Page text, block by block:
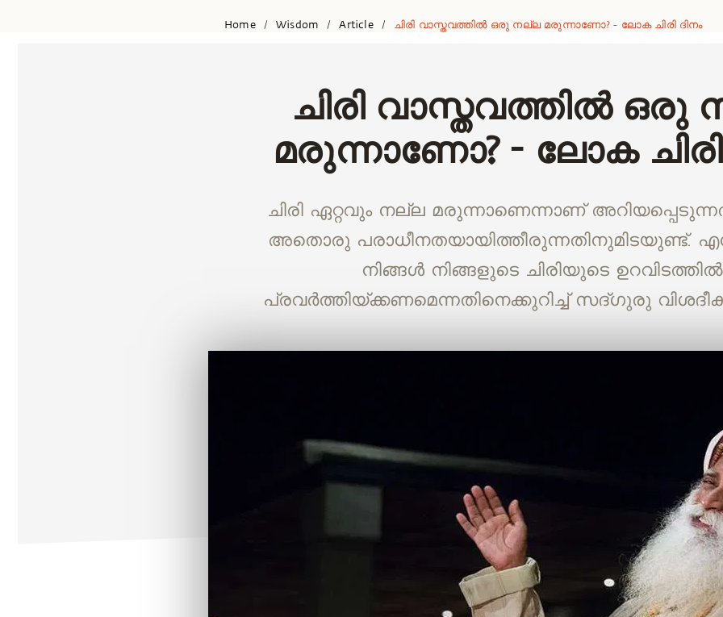
Home / Wisdom / Article / ചിരി വാസ്തവത്തില്‍ ഒരു നല്ല മരുന്നാണോ? - ലോക ചിരി ദിനം
ചിരി വാസ്തവത്തില്‍ ഒരു
മരുന്നാണോ? - ലോക ചിരി
ചിരി ഏറ്റവും നല്ല മരുന്നാണെന്നാണ്
അതൊരു പരാധീനതയായിത്തീരുന്നതിനുമിടയുണ്ട്.
നിങ്ങള്‍ നിങ്ങളുടെ ചിരിയുടെ ഉറവിടത്തില്‍
പ്രവര്‍ത്തിയ്ക്കണമെന്നതിനെക്കുറിച്ച് സദ്ഗുരു